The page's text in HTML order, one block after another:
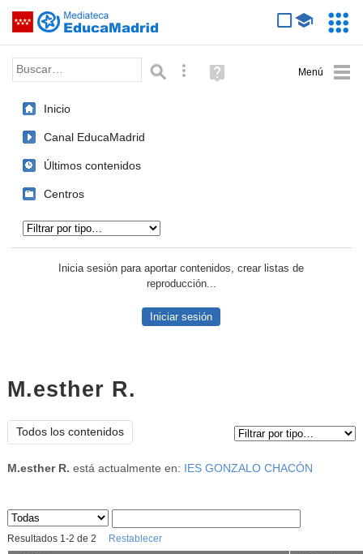
Saltar navegación
Palabra o frase: Búsqueda avanzada
Ayuda
(en
Inicio
Canal EducaMadrid
Últimos contenidos
Centros
Inicia sesión para aportar contenidos, crear listas de
reproducción...
Iniciar sesión
M.esther R.
Todos los contenidos
M.esther R. está actualmente en: IES GONZALO CHACÓN
Sus archivos
Resultados 1-2 de 2 Restablecer